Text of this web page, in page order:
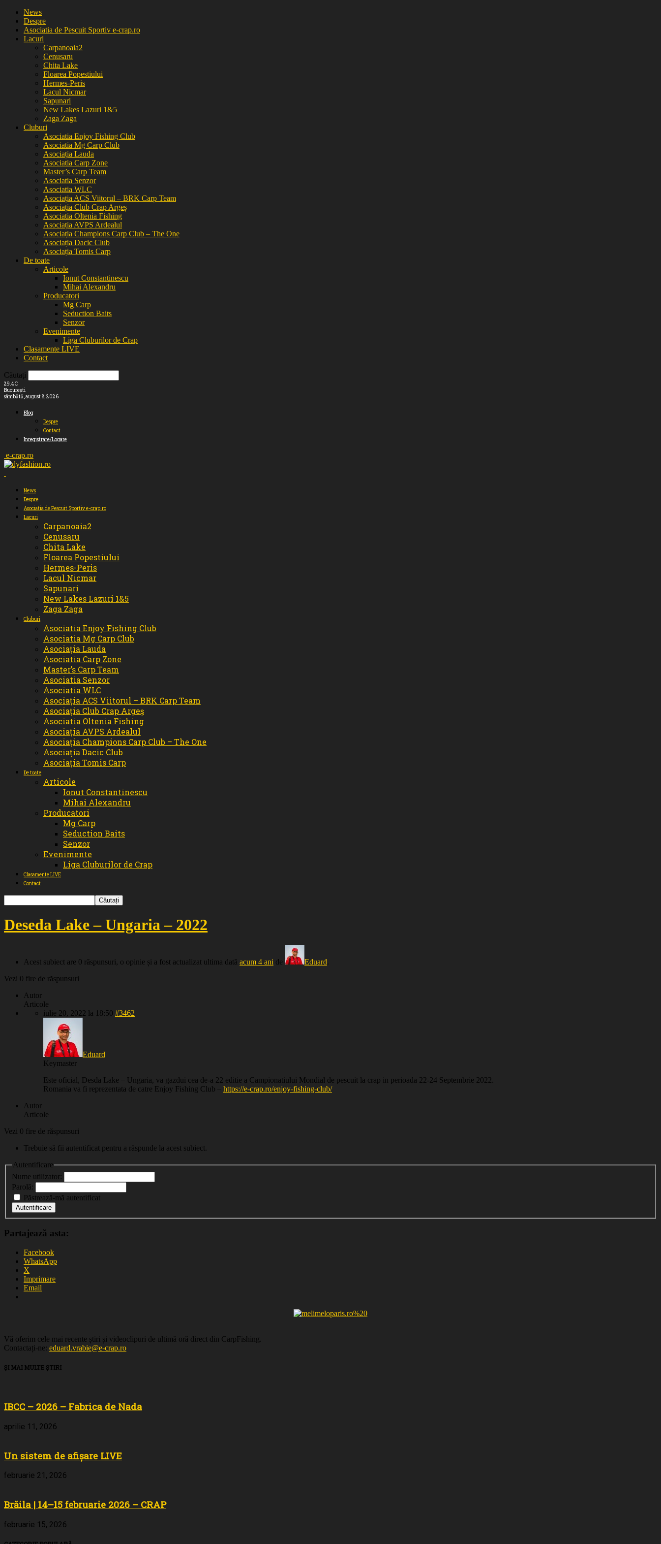
News
Despre
Asociatia de Pescuit Sportiv e-crap.ro
Lacuri
Carpanoaia2
Cenusaru
Chita Lake
Floarea Popestiului
Hermes-Peris
Lacul Nicmar
Sapunari
New Lakes Lazuri 1&5
Zaga Zaga
Cluburi
Asociatia Enjoy Fishing Club
Asociatia Mg Carp Club
Asociația Lauda
Asociatia Carp Zone
Master’s Carp Team
Asociatia Senzor
Asociatia WLC
Asociația ACS Viitorul – BRK Carp Team
Asociația Club Crap Argeș
Asociatia Oltenia Fishing
Asociația AVPS Ardealul
Asociația Champions Carp Club – The One
Asociația Dacic Club
Asociația Tomis Carp
De toate
Articole
Ionut Constantinescu
Mihai Alexandru
Producatori
Mg Carp
Seduction Baits
Senzor
Evenimente
Liga Cluburilor de Crap
Clasamente LIVE
Contact
Căutați
29.4C
București
sâmbătă, august 8, 2026
Blog
Despre
Contact
Inregistrare/Logare
e-crap.ro
News
Despre
Asociatia de Pescuit Sportiv e-crap.ro
Lacuri
Carpanoaia2
Cenusaru
Chita Lake
Floarea Popestiului
Hermes-Peris
Lacul Nicmar
Sapunari
New Lakes Lazuri 1&5
Zaga Zaga
Cluburi
Asociatia Enjoy Fishing Club
Asociatia Mg Carp Club
Asociația Lauda
Asociatia Carp Zone
Master’s Carp Team
Asociatia Senzor
Asociatia WLC
Asociația ACS Viitorul – BRK Carp Team
Asociația Club Crap Argeș
Asociatia Oltenia Fishing
Asociația AVPS Ardealul
Asociația Champions Carp Club – The One
Asociația Dacic Club
Asociația Tomis Carp
De toate
Articole
Ionut Constantinescu
Mihai Alexandru
Producatori
Mg Carp
Seduction Baits
Senzor
Evenimente
Liga Cluburilor de Crap
Clasamente LIVE
Contact
Deseda Lake – Ungaria – 2022
Acest subiect are 0 răspunsuri, o opinie și a fost actualizat ultima dată acum 4 ani de Eduard.
Vezi 0 fire de răspunsuri
Autor
Articole
iulie 20, 2022 la 18:50 #3462
Eduard
Keymaster
Este oficial, Desda Lake – Ungaria, va gazdui cea de-a 22 editie a Campionatiului Mondial de pescuit la crap in perioada 22-24 Septembrie 2022.
Romania va fi reprezentata de catre Enjoy Fishing Club – https://e-crap.ro/enjoy-fishing-club/
Autor
Articole
Vezi 0 fire de răspunsuri
Trebuie să fii autentificat pentru a răspunde la acest subiect.
Autentificare
Nume utilizator:
Parolă:
Păstrează-mă autentificat
Autentificare
Partajează asta:
Facebook
WhatsApp
X
Imprimare
Email
Vă oferim cele mai recente știri și videoclipuri de ultimă oră direct din CarpFishing.
Contactați-ne: eduard.vrabie@e-crap.ro
ȘI MAI MULTE ȘTIRI
IBCC – 2026 – Fabrica de Nada
aprilie 11, 2026
Un sistem de afișare LIVE
februarie 21, 2026
Brăila | 14–15 februarie 2026 – CRAP
februarie 15, 2026